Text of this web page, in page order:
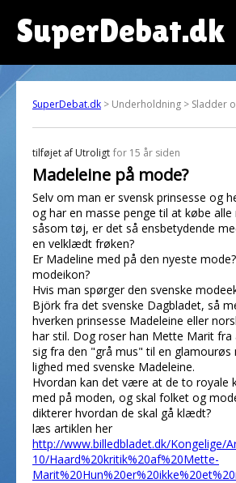
SuperDebat.dk
SuperDebat.dk > Underholdning > Sladder
tilføjet af Utroligt for 15 år siden
Madeleine på mode?
Selv om man er svensk prinsesse og
og har en masse penge til at købe alle
såsom tøj, er det så ensbetydende
en velklædt frøken?
Er Madeline med på den nyeste
modeikon?
Hvis man spørger den svenske
Björk fra det svenske Dagbladet, så
hverken prinsesse Madeleine eller
har stil. Dog roser han Mette Marit
sig fra den "grå mus" til en glamourøs
lighed med svenske Madeleine.
Hvordan kan det være at de to royale
med på moden, og skal folket og
dikterer hvordan de skal gå klædt?
læs artiklen her
http://www.billedbladet.dk/Kongelige/
10/Haard%20kritik%20af%20Mette-